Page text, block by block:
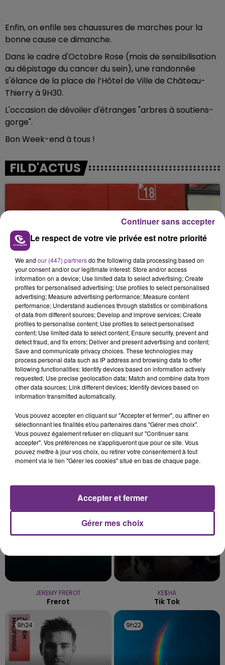
Enfin, on enfile ses chaussures de marches pour la
bonne cause ce dimanche.
Dans le cadre d'Octobre Rose (mois de sensibilisation
au dépistage du cancer du sein), une randonnée
s'élance de la place de l’Hôtel de Ville de Château-
Thierry à 9H30.
L'occasion de dévoiler d'étranges "arbres à soutiens-
gorge".
Bon Week-end à tous !
FIL D'ACTUS
UNE JEUNE AUTOMOBILISTE GRIÈVEMENT
BLESSÉE
Une automobiliste s'est retrouvée piégée dans
son véhicule après une collision avec un poids
lourd. Très grièvement blessée, la jeune femme
de 20 ans a été...
SI TOUT LE MONDE FAIT ÇA, MOI L'ANNÉE
PROCHAINE JE VENDANGE EN...
La vendange en Champagne a débuté ce jeudi 6
août dans la commune de Montgueux (Aube). Du
jamais vu !
TITRES DIFFUSÉS
JEREMY FREROT
Frerot
KE$HA
Tik Tok
9h24
9h24 9h22
9h22
Le respect de votre vie privée est notre priorité
We and our (447) partnersdo the following data processing based on
your consent and/or our legitimate interest: Store and/or access
information on a device; Use limited data to select advertising; Create
profiles for personalised advertising; Use profiles to select personalised
advertising; Measure advertising performance; Measure content
performance; Understand audiences through statistics or combinations
of data from different sources; Develop and improve services; Create
profiles to personalise content; Use profiles to select personalised
content; Use limited data to select content; Ensure security, prevent and
detect fraud, and fix errors; Deliver and present advertising and content;
Save and communicate privacy choices. These technologies may
process personal data such as IP address and browsing data to offer
following functionalities: Identify devices based on information actively
requested; Use precise geolocation data; Match and combine data from
other data sources; Link different devices; Identify devices based on
information transmitted automatically.
Vous pouvez accepter en cliquant sur "Accepter et fermer", ou affiner en
sélectionnant les finalités et/ou partenaires dans "Gérer mes choix".
Vous pouvez également refuser en cliquant sur "Continuer sans
accepter". Vos préférences ne s'appliqueront que pour ce site. Vous
pouvez mettre à jour vos choix, ou retirer votre consentement à tout
moment via le lien "Gérer les cookies" situé en bas de chaque page.
Gérer mes choix
Accepter et fermer
Continuer sans accepter